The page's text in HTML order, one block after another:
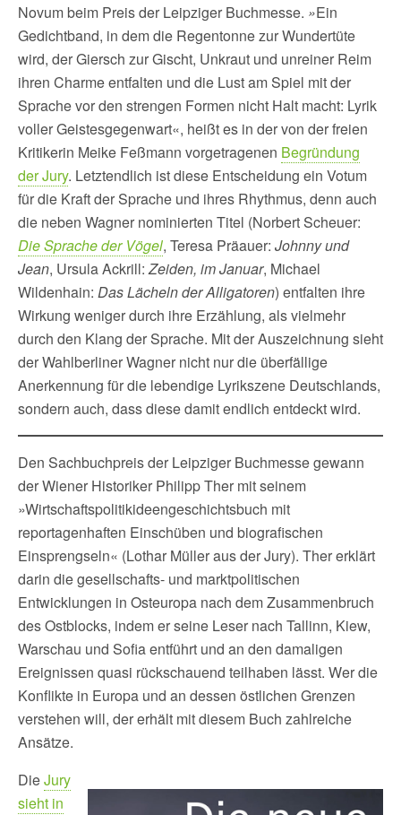
Novum beim Preis der Leipziger Buchmesse. »Ein
Gedichtband, in dem die Regentonne zur Wundertüte
wird, der Giersch zur Gischt, Unkraut und unreiner Reim
ihren Charme entfalten und die Lust am Spiel mit der
Sprache vor den strengen Formen nicht Halt macht: Lyrik
voller Geistesgegenwart«, heißt es in der von der freien
Kritikerin Meike Feßmann vorgetragenen Begründung
der Jury. Letztendlich ist diese Entscheidung ein Votum
für die Kraft der Sprache und ihres Rhythmus, denn auch
die neben Wagner nominierten Titel (Norbert Scheuer:
Die Sprache der Vögel, Teresa Präauer: Johnny und
Jean, Ursula Ackrill:Zeiden, im Januar, Michael
Wildenhain: Das Lächeln der Alligatoren) entfalten ihre
Wirkung weniger durch ihre Erzählung, als vielmehr
durch den Klang der Sprache. Mit der Auszeichnung sieht
der Wahlberliner Wagner nicht nur die überfällige
Anerkennung für die lebendige Lyrikszene Deutschlands,
sondern auch, dass diese damit endlich entdeckt wird.
Den Sachbuchpreis der Leipziger Buchmesse gewann
der Wiener Historiker Philipp Ther mit seinem
»Wirtschaftspolitikideengeschichtsbuch mit
reportagenhaften Einschüben und biografischen
Einsprengseln« (Lothar Müller aus der Jury). Ther erklärt
darin die gesellschafts- und marktpolitischen
Entwicklungen in Osteuropa nach dem Zusammenbruch
des Ostblocks, indem er seine Leser nach Tallinn, Kiew,
Warschau und Sofia entführt und an den damaligen
Ereignissen quasi rückschauend teilhaben lässt. Wer die
Konflikte in Europa und an dessen östlichen Grenzen
verstehen will, der erhält mit diesem Buch zahlreiche
Ansätze.
DieJury
sieht in